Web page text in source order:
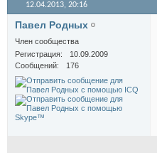
12.04.2013, 20:16
Павел Родных
Член сообщества
Регистрация
10.09.2009
Сообщений
176